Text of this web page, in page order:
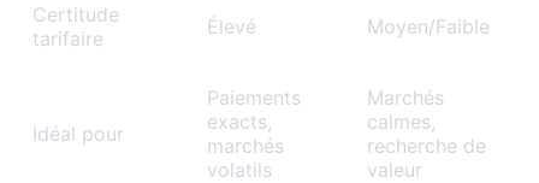
Certitude
tarifaire
Élevé Moyen/Faible
Idéal pour
Paiements
exacts,
marchés
volatils
Marchés
calmes,
recherche de
valeur